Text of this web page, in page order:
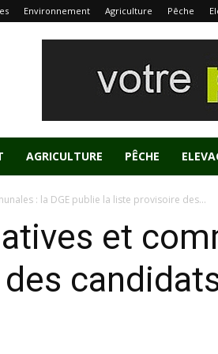
Environnement Agriculture Pêche
AGRICULTURE PÊCHE
: la DGE publie la liste provisoire des...
et